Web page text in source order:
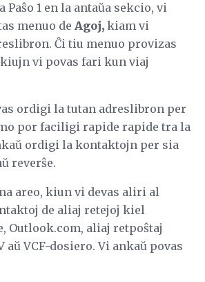
Paŝo 1 en la antaŭa sekcio, vi
menuo de Agoj, kiam vi
Ĉi tiu menuo provizas
vi povas fari kun viaj
ordigi la tutan adreslibron per
por faciligi rapide rapide tra la
ordigi la kontaktojn per sia
reverŝe.
areo, kiun vi devas aliri al
de aliaj retejoj kiel
Outlook.com, aliaj retpoŝtaj
aŭ VCF-dosiero. Vi ankaŭ povas